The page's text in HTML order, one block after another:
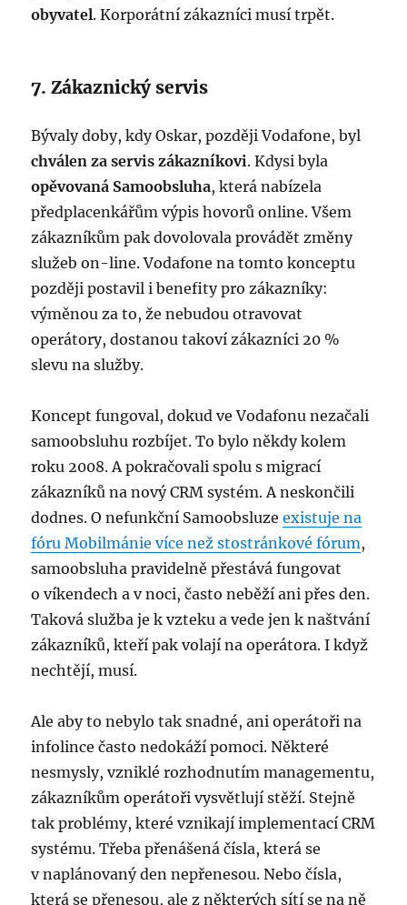
obyvatel. Korporátní zákazníci musí trpět.
7. Zákaznický servis
Bývaly doby, kdy Oskar, později Vodafone, byl
chválen za servis zákazníkovi. Kdysi byla
opěvovaná Samoobsluha, která nabízela
předplacenkářům výpis hovorů online. Všem
zákazníkům pak dovolovala provádět změny
služeb on-line. Vodafone na tomto konceptu
později postavil i benefity pro zákazníky:
výměnou za to, že nebudou otravovat
operátory, dostanou takoví zákazníci 20 %
slevu na služby.
Koncept fungoval, dokud ve Vodafonu nezačali
samoobsluhu rozbíjet. To bylo někdy kolem
roku 2008. A pokračovali spolu s migrací
zákazníků na nový CRM systém. A neskončili
dodnes. O nefunkční Samoobsluzeexistuje na
fóru Mobilmánie více než stostránkové fórum,
samoobsluha pravidelně přestává fungovat
o víkendech a v noci, často neběží ani přes den.
Taková služba je k vzteku a vede jen k naštvání
zákazníků, kteří pak volají na operátora. I když
nechtějí, musí.
Ale aby to nebylo tak snadné, ani operátoři na
infolince často nedokáží pomoci. Některé
nesmysly, vzniklé rozhodnutím managementu,
zákazníkům operátoři vysvětlují stěží. Stejně
tak problémy, které vznikají implementací CRM
systému. Třeba přenášená čísla, která se
v naplánovaný den nepřenesou. Nebo čísla,
která se přenesou, ale z některých sítí se na ně